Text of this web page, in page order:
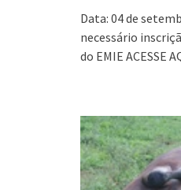
Data: 04 de
necessário
do EMIE ACESSE